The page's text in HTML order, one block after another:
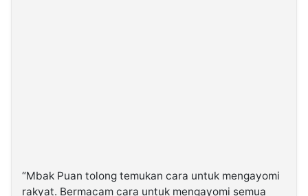
“Mbak Puan tolong temukan cara untuk mengayomi
rakyat. Bermacam cara untuk mengayomi semua